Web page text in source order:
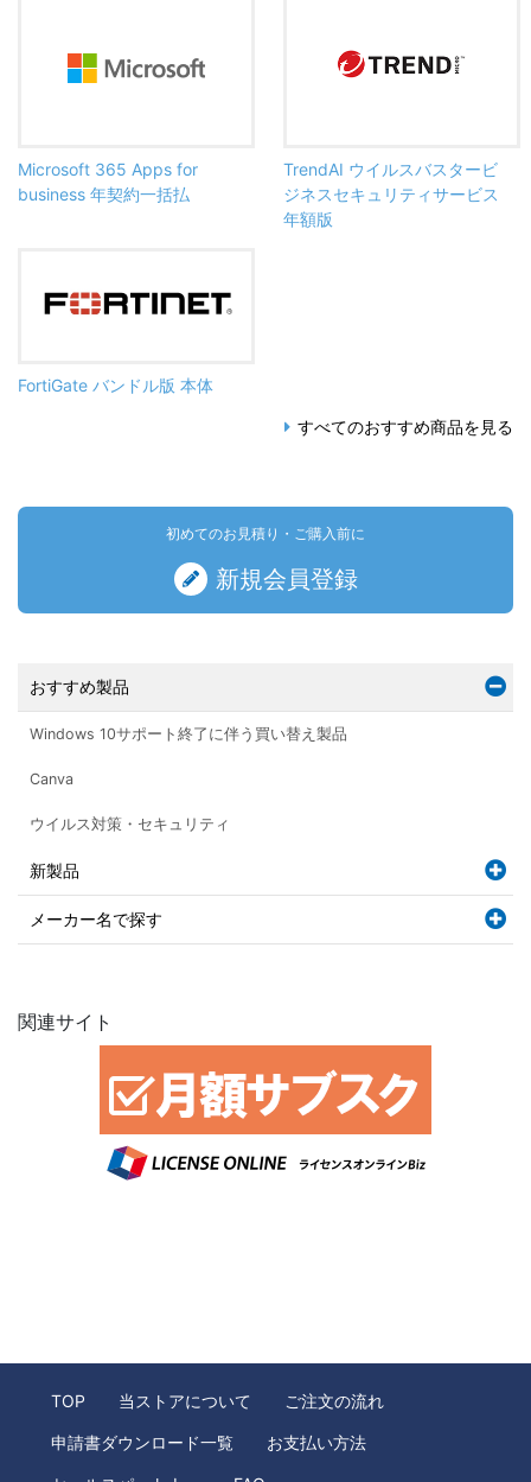
Microsoft 365 Apps for
business 年契約一括払
TrendAI ウイルスバスタービ
ジネスセキュリティサービス
年額版
FortiGate バンドル版 本体
すべてのおすすめ商品を見る
初めてのお見積り・ご購入前に
新規会員登録
おすすめ製品
Windows 10サポート終了に伴う買い替え製品
Canva
ウイルス対策・セキュリティ
新製品
メーカー名で探す
関連サイト
TOP 当ストアについて ご注文の流れ
申請書ダウンロード一覧 お支払い方法